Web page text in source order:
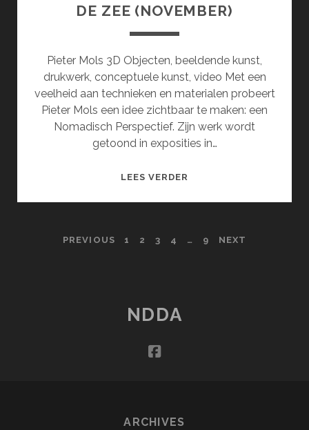
DE ZEE (NOVEMBER)
Pieter Mols 3D Objecten, beeldende kunst,
drukwerk, conceptuele kunst, video Met een
veelheid aan technieken en materialen probeert
Pieter Mols een idee zichtbaar te maken: een
Nomadisch Perspectief. Zijn werk wordt
getoond in exposities in…
LEES VERDER
VAN
POSTS
PREVIOUS 1 2 3 4 … 9 NEXT
NDDA
facebook
ARCHIVES